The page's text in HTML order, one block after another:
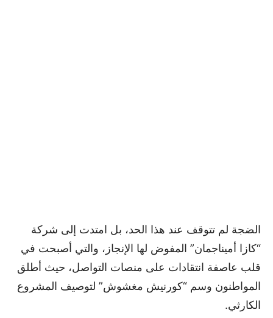
الضجة لم تتوقف عند هذا الحد، بل امتدت إلى شركة
“كازا أميناجمان” المفوض لها الإنجاز، والتي أصبحت في
قلب عاصفة انتقادات على منصات التواصل، حيث أطلق
المواطنون وسم “كورنيش مغشوش” لتوصيف المشروع
الكارثي.